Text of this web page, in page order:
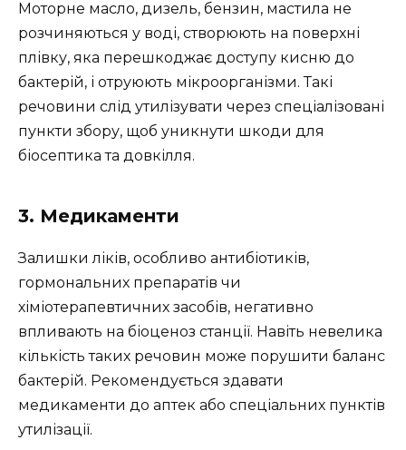
Моторне масло, дизель, бензин, мастила не
розчиняються у воді, створюють на поверхні
плівку, яка перешкоджає доступу кисню до
бактерій, і отруюють мікроорганізми. Такі
речовини слід утилізувати через спеціалізовані
пункти збору, щоб уникнути шкоди для
біосептика та довкілля.
3. Медикаменти
Залишки ліків, особливо антибіотиків,
гормональних препаратів чи
хіміотерапевтичних засобів, негативно
впливають на біоценоз станції. Навіть невелика
кількість таких речовин може порушити баланс
бактерій. Рекомендується здавати
медикаменти до аптек або спеціальних пунктів
утилізації.